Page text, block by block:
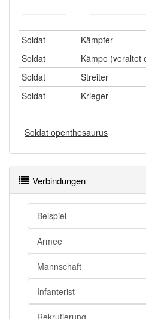
Soldat
Kämpfer
Soldat
Kämpe (veraltet
Soldat
Streiter
Soldat
Krieger
Soldat openthesaurus
Verbindungen
Beispiel
Armee
Mannschaft
Infanterist
Rekrutierung